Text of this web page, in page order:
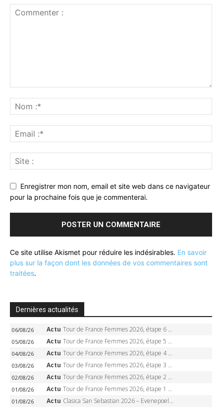
Enregistrer mon nom, email et site web dans ce navigateur
pour la prochaine fois que je commenterai.
Ce site utilise Akismet pour réduire les indésirables. En savoir
plus sur la façon dont les données de vos commentaires sont
traitées.
Dernières actualités
06/08/26 Actu Tour de France Femmes 2026, étape 6 – Kim Le Court-Pienaar gagne à Tournon, Reusser en jaune
05/08/26 Actu Tour de France Femmes 2026, étape 5 – Demi Vollering gagne à Belleville, Reusser en jaune, Ferrand-Prévot coule
04/08/26 Actu Tour de France Femmes 2026, étape 4 – Marlen Reusser écrase le chrono, Ferrand-Prévot en crise
03/08/26 Actu Tour de France Femmes 2026, étape 3 – Sigrid Haugset en solitaire, 88 km d’échappée, maillot jaune
02/08/26 Actu Tour de France Femmes 2026, étape 2 – Lorena Wiebes doublé à Genève, Markus héroïque, 7e record
01/08/26 Actu Tour de France Femmes 2026, étape 1 – Lorena Wiebes intouchable à Lausanne, premier maillot jaune
01/08/26 Actu Clasica San Sebastian 2026 – Evenepoel recordman, 4e victoire, Carapaz battu au sprint